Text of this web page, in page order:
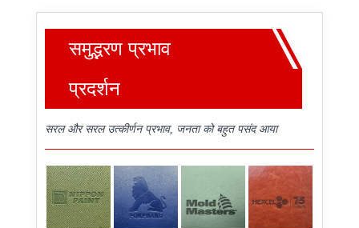
समुद्भरण प्रभाव
प्रदर्शन
सरल और सरल उत्कीर्णन प्रभाव, जनता को बहुत पसंद आया